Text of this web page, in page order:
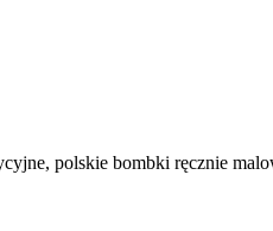
polskie bombki ręcznie